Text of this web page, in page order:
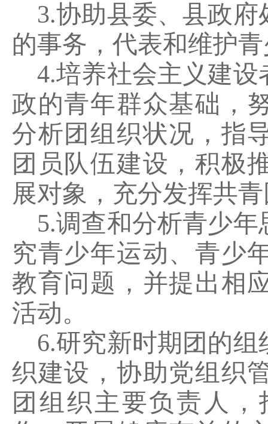
3.协助县委、县政
的事务，代表和维护
4.培养社会主义建
政的青年群众基础，
分析团组织状况，指
团员队伍建设，积极
展对象，充分发挥共
5.调查和分析青少
究青少年运动、青少
教育问题，并提出相
活动。
6.研究新时期团的
织建设，协助党组织
团组织主要负责人